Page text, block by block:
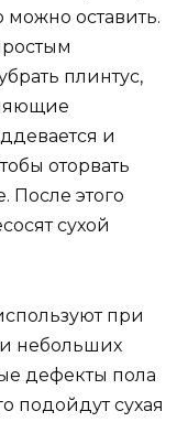
оставить.
плинтус,
и
оторвать
После этого
сухой
при
небольших
дефекты пола
подойдут сухая